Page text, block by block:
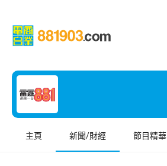
主頁 新聞/財經 節目精華